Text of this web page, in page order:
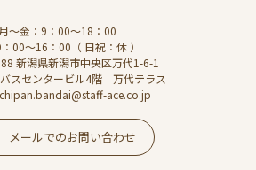
月～金：9：00～18：00
00～16：00（ 日祝：休 ）
新潟県新潟市中央区万代1-6-1
スセンタービル4階 万代テラス
ace.co.jp
メールでのお問い合わせ